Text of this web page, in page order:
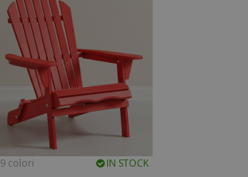
9 colori IN STOCK